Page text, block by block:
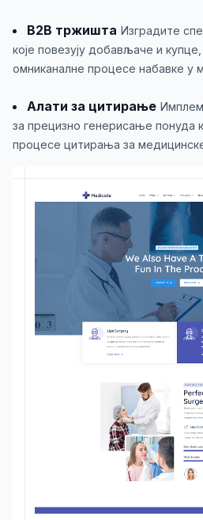
B2B тржишта Изградите
које повезују добављаче и купце,
омниканалне процесе набавке у
Алати за цитирање
за прецизно генерисање понуда
процесе цитирања за